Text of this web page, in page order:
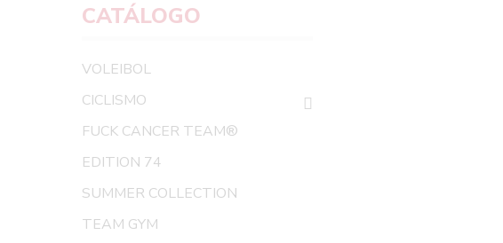
CATÁLOGO
VOLEIBOL
CICLISMO
FUCK CANCER TEAM®
EDITION 74
SUMMER COLLECTION
TEAM GYM